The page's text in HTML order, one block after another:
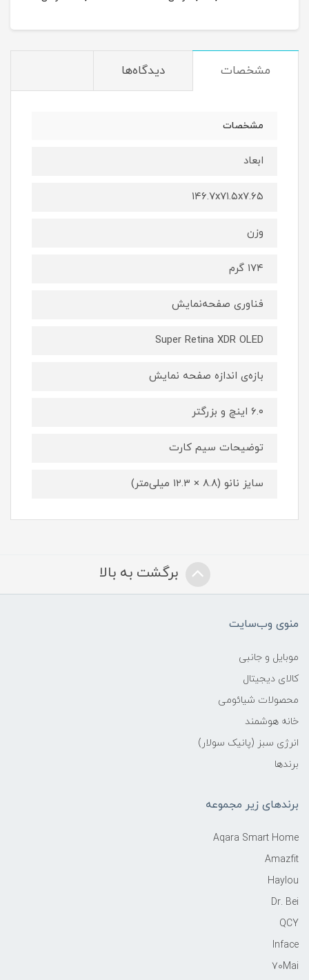
مشخصات دیدگاه‌ها
مشخصات
ابعاد
۱۴۶.۷x۷۱.۵x۷.۶۵
وزن
۱۷۴ گرم
فناوری صفحه‌نمایش
Super Retina XDR OLED
بازه‌ی اندازه صفحه نمایش
۶.۰ اینچ و بزرگتر
توضیحات سیم کارت
سایز نانو (۸.۸ × ۱۲.۳ میلی‌متر)
برگشت به بالا
منوی وب‌سایت
موبایل و جانبی
کالای دیجیتال
محصولات شیائومی
خانه هوشمند
انرژی سبز (پانیک سولار)
برندها
برندهای زیر مجموعه
Aqara Smart Home
Amazfit
Haylou
Dr. Bei
QCY
Inface
70Mai